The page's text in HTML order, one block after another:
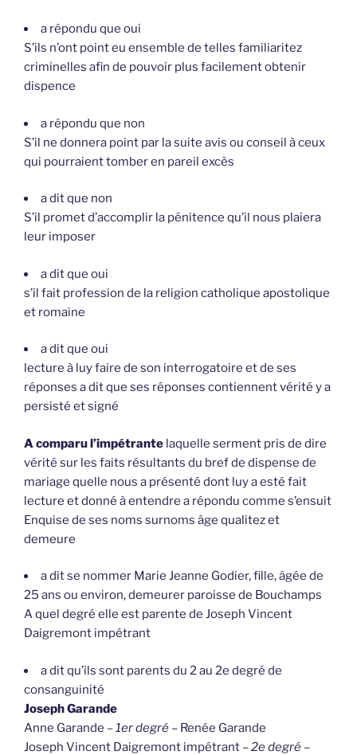
a répondu que oui
S’ils n’ont point eu ensemble de telles familiaritez
criminelles afin de pouvoir plus facilement obtenir
dispence
a répondu que non
S’il ne donnera point par la suite avis ou conseil à ceux
qui pourraient tomber en pareil excès
a dit que non
S’il promet d’accomplir la pénitence qu’il nous plaiera
leur imposer
a dit que oui
s’il fait profession de la religion catholique apostolique
et romaine
a dit que oui
lecture à luy faire de son interrogatoire et de ses
réponses a dit que ses réponses contiennent vérité y a
persisté et signé
A comparu l’impétrante laquelle serment pris de dire
vérité sur les faits résultants du bref de dispense de
mariage quelle nous a présenté dont luy a esté fait
lecture et donné à entendre a répondu comme s’ensuit
Enquise de ses noms surnoms âge qualitez et
demeure
a dit se nommer Marie Jeanne Godier, fille, âgée de
25 ans ou environ, demeurer paroisse de Bouchamps
A quel degré elle est parente de Joseph Vincent
Daigremont impétrant
a dit qu’ils sont parents du 2 au 2e degré de
consanguinité
Joseph Garande
Anne Garande –1er degré – Renée Garande
Joseph Vincent Daigremont impétrant –2e degré –